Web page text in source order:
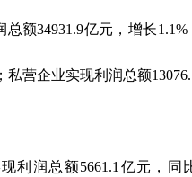
总额34931.9亿元，增长1.1%
；私营企业实现利润总额
利润总额5661.1 亿元，同